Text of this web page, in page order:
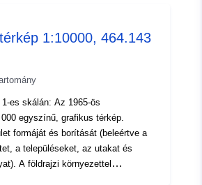
1:10000, 464.143
es skálán: Az 1965-ös
egyszínű, grafikus térkép.
formáját és borítását (beleértve a
a településeket, az utakat és
A földrajzi környezettel